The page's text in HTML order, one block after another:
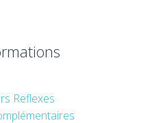
Reflexes